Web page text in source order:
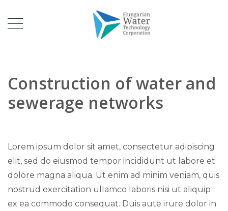
Construction of water and
sewerage networks
Lorem ipsum dolor sit amet, consectetur adipiscing
elit, sed do eiusmod tempor incididunt ut labore et
dolore magna aliqua. Ut enim ad minim veniam, quis
nostrud exercitation ullamco laboris nisi ut aliquip
ex ea commodo consequat. Duis aute irure dolor in